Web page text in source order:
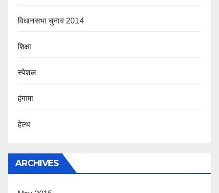
विधानसभा चुनाव 2014
शिक्षा
स्पेशल
हंगामा
हेल्थ
ARCHIVES